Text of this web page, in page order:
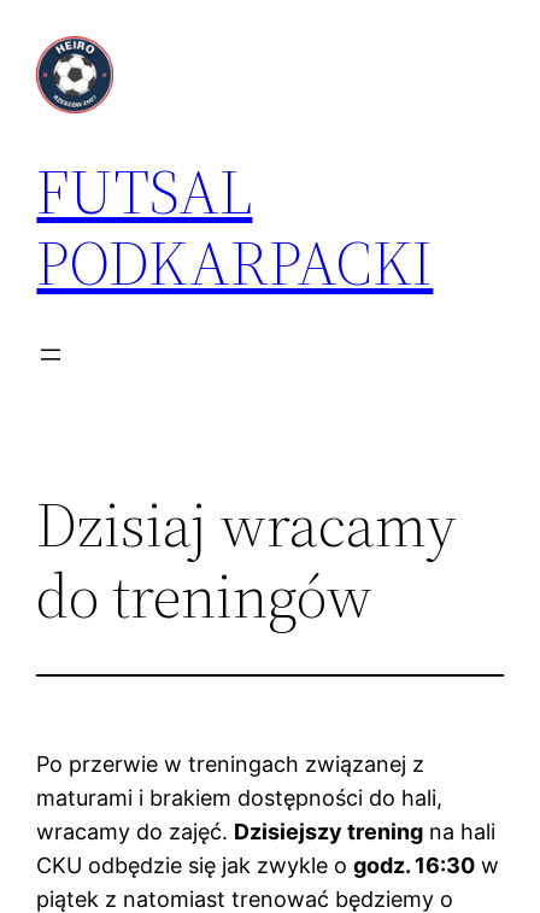
treści
FUTSAL
PODKARPACKI
Dzisiaj wracamy
do treningów
Po przerwie w treningach związanej z
maturami i brakiem dostępności do hali,
wracamy do zajęć. Dzisiejszy trening na hali
CKU odbędzie się jak zwykle ogodz. 16:30 w
piątek z natomiast trenować będziemy o